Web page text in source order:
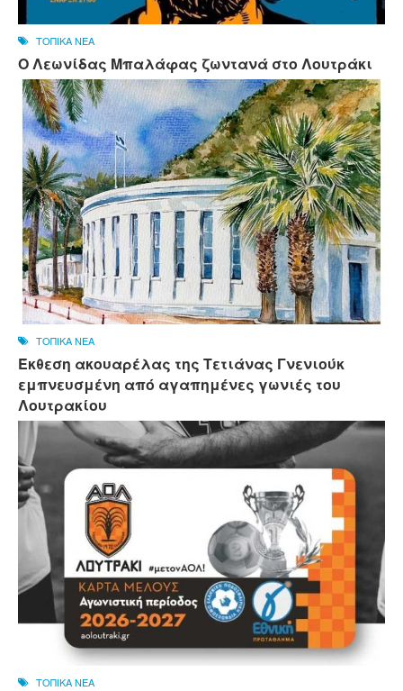
ΤΟΠΙΚΑ ΝΕΑ
Ο Λεωνίδας Μπαλάφας ζωντανά στο Λουτράκι
ΤΟΠΙΚΑ ΝΕΑ
Έκθεση ακουαρέλας της Τετιάνας Γνενιούκ
εμπνευσμένη από αγαπημένες γωνιές του
Λουτρακίου
ΤΟΠΙΚΑ ΝΕΑ